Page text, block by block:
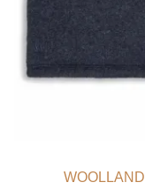
WOOLLAND